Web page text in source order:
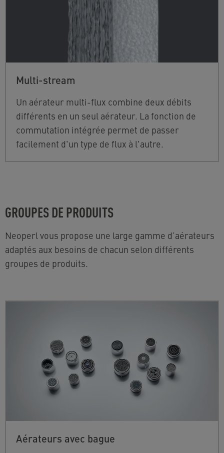
Multi-stream
Un aérateur multi-flux combine deux débits
différents en un seul aérateur. La fonction de
commutation intégrée permet de passer
facilement d'un type de flux à l'autre.
GROUPES DE PRODUITS
Neoperl vous propose une large gamme d’aérateurs
adaptés aux besoins de chacun selon différents
groupes de produits.
Aérateurs avec bague